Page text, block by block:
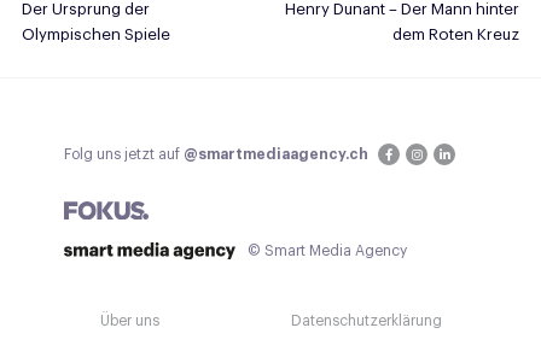
Der Ursprung der
Olympischen Spiele
Henry Dunant – Der Mann hinter
dem Roten Kreuz
Folg uns jetzt auf @smartmediaagency.ch
© Smart Media Agency
Über uns Datenschutzerklärung